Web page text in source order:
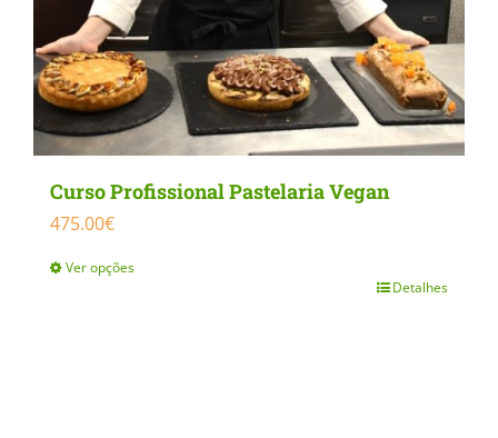
Curso Profissional Pastelaria Vegan
475.00€
Ver opções
Detalhes